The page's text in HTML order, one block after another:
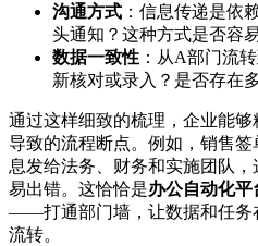
沟通方式 ：信息传递是依
头通知？这种方式是否容
数据一致性 ：从A部门流
新核对或录入？是否存在
通过这样细致的梳理，企业能
导致的流程断点。例如，销售
息发给法务、财务和实施团队
易出错。这恰恰是办公自动化平
——打通部门墙，让数据和任务
流转。